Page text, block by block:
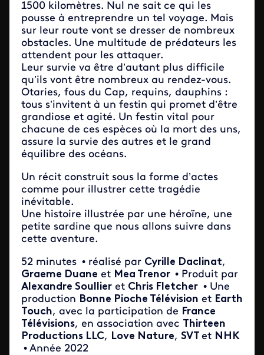
1500 kilomètres. Nul ne sait ce qui les
pousse à entreprendre un tel voyage. Mais
sur leur route vont se dresser de nombreux
obstacles. Une multitude de prédateurs les
attendent pour les attaquer.
Leur survie va être d’autant plus difficile
qu’ils vont être nombreux au rendez-vous.
Otaries, fous du Cap, requins, dauphins :
tous s’invitent à un festin qui promet d’être
grandiose et agité. Un festin vital pour
chacune de ces espèces où la mort des uns,
assure la survie des autres et le grand
équilibre des océans.
Un récit construit sous la forme d’actes
comme pour illustrer cette tragédie
inévitable.
Une histoire illustrée par une héroïne, une
petite sardine que nous allons suivre dans
cette aventure.
52 minutes • réalisé par Cyrille Daclinat,
Graeme Duane et Mea Trenor • Produit par
Alexandre Soullier et Chris Fletcher • Une
production Bonne Pioche Télévision et Earth
Touch, avec la participation de France
Télévisions, en association avec Thirteen
Productions LLC, Love Nature, SVT et NHK
• Année 2022